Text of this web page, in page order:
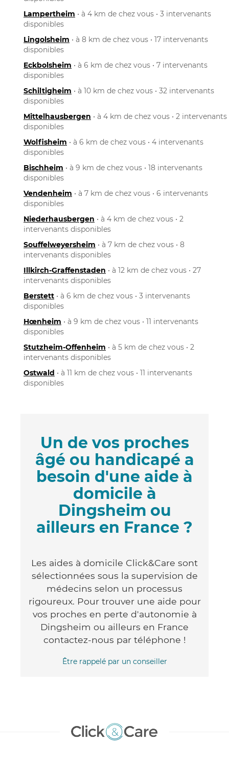
Lampertheim • à 4 km de chez vous • 3 intervenants
disponibles
Lingolsheim • à 8 km de chez vous • 17 intervenants
disponibles
Eckbolsheim • à 6 km de chez vous • 7 intervenants
disponibles
Schiltigheim • à 10 km de chez vous • 32 intervenants
disponibles
Mittelhausbergen • à 4 km de chez vous • 2 intervenants
disponibles
Wolfisheim • à 6 km de chez vous • 4 intervenants
disponibles
Bischheim • à 9 km de chez vous • 18 intervenants
disponibles
Vendenheim • à 7 km de chez vous • 6 intervenants
disponibles
Niederhausbergen • à 4 km de chez vous • 2
intervenants disponibles
Souffelweyersheim • à 7 km de chez vous • 8
intervenants disponibles
Illkirch-Graffenstaden • à 12 km de chez vous • 27
intervenants disponibles
Berstett • à 6 km de chez vous • 3 intervenants
disponibles
Hœnheim • à 9 km de chez vous • 11 intervenants
disponibles
Stutzheim-Offenheim • à 5 km de chez vous • 2
intervenants disponibles
Ostwald • à 11 km de chez vous • 11 intervenants
disponibles
Un de vos proches
âgé ou handicapé a
besoin d'une aide à
domicile à
Dingsheim ou
ailleurs en France ?
Les aides à domicile Click&Care sont
sélectionnées sous la supervision de
médecins selon un processus
rigoureux. Pour trouver une aide pour
vos proches en perte d'autonomie à
Dingsheim ou ailleurs en France
contactez-nous par téléphone !
Être rappelé par un conseiller